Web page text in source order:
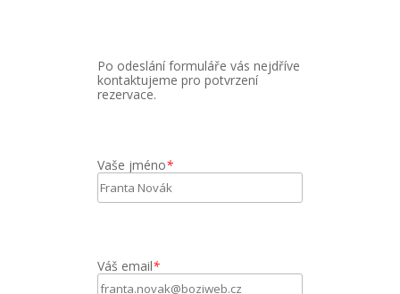
Po odeslání formuláře vás nejdříve
kontaktujeme pro potvrzení
rezervace.
Vaše jméno*
Váš email*